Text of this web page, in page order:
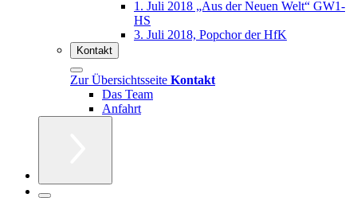
1. Juli 2018 „Aus der Neuen Welt“ GW1-
HS
3. Juli 2018, Popchor der HfK
Kontakt
Zur Übersichtsseite Kontakt
Das Team
Anfahrt